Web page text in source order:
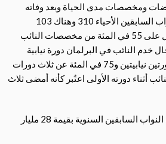
ومخصصات مدى الحياة وبعد وفاته
يذهب راتبه الى عائلته (النواب السابقين الأحياء 310 وهناك 103
متوفين)… وهذه الفئة تحصل على 55 في المئة من مخصصات النائب
خدم النائب في البرلمان دورة نيابية
كاملة، و65 في المئة عن دورتين نيابيتين و75 في المئة عن ثلاث دورات
أثناء دورته الأولى اعتُبر كأنه أمضى ثلاث
وقدرت الدراسة مخصصات النواب السابقين السنوية بقيمة 28 مليار